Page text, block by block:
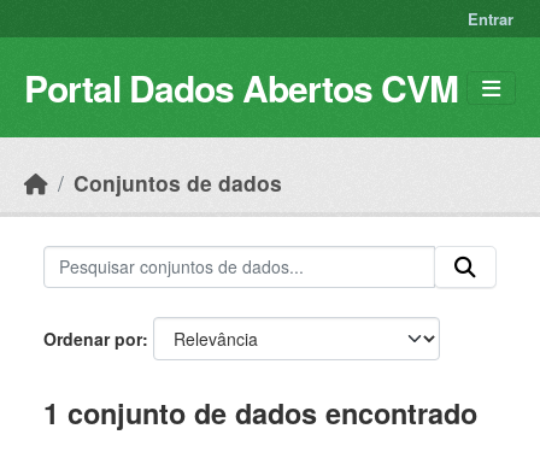
Entrar
Portal Dados Abertos CVM
Conjuntos de dados
Ordenar por
1 conjunto de dados encontrado